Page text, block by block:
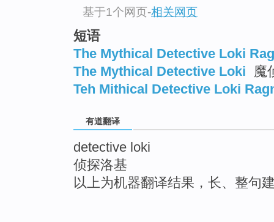
基于1个网页-相关网页
短语
The Mythical Detective Loki
The Mythical Detective Loki
魔
Teh Mithical Detective Loki
有道翻译
detective loki
侦探洛基
以上为机器翻译结果，长、整句